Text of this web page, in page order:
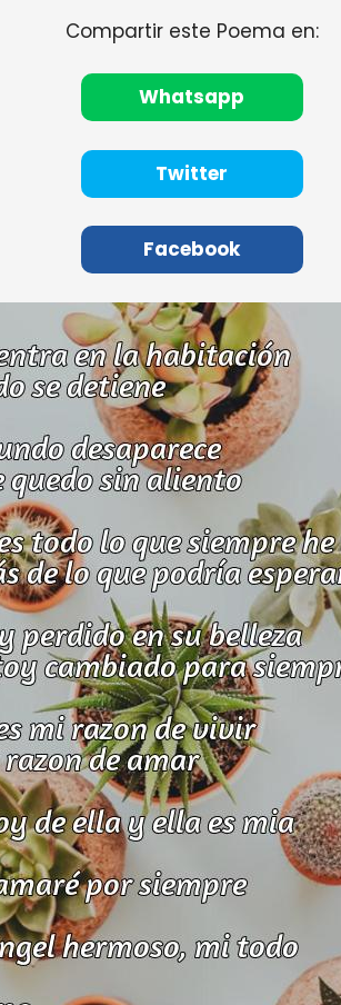
Compartir este Poema en:
Whatsapp
Twitter
Facebook